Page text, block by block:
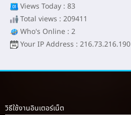
Views Today : 83
Total views : 209411
Who's Online : 2
Your IP Address : 216.73.216.190
วิธีใช้งานอินเตอร์เน็ต